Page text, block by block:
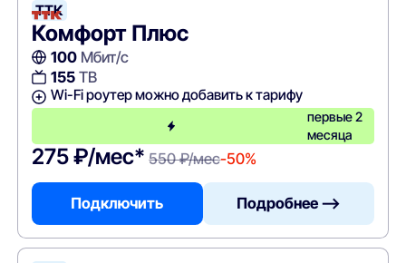
ТТК
Комфорт Плюс
100Мбит/с
155ТВ
Wi-Fi роутер можно добавить к тарифу
первые 2
месяца
275 ₽/мес* 550 ₽/мес-50%
Подключить Подробнее —>